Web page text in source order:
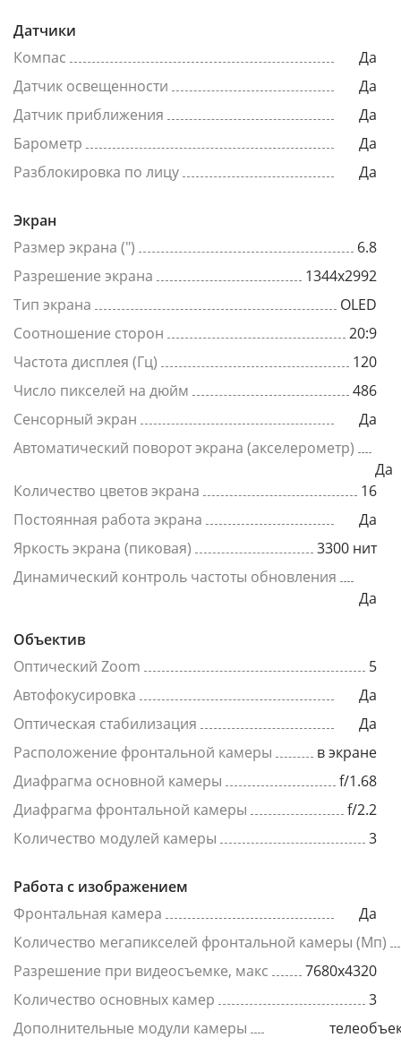
Датчики
Компас
Да
Датчик освещенности
Да
Датчик приближения
Да
Барометр
Да
Разблокировка по лицу
Да
Экран
Размер экрана (")
6.8
Разрешение экрана
1344x2992
Тип экрана
OLED
Соотношение сторон
20:9
Частота дисплея (Гц)
120
Число пикселей на дюйм
486
Сенсорный экран
Да
Автоматический поворот экрана (акселерометр)
Да
Количество цветов экрана
16
Постоянная работа экрана
Да
Яркость экрана (пиковая)
3300 нит
Динамический контроль частоты обновления
Да
Объектив
Оптический Zoom
5
Автофокусировка
Да
Оптическая стабилизация
Да
Расположение фронтальной камеры
в экране
Диафрагма основной камеры
f/1.68
Диафрагма фронтальной камеры
f/2.2
Количество модулей камеры
3
Работа с изображением
Фронтальная камера
Да
Количество мегапикселей фронтальной камеры (Мп)
Разрешение при видеосъемке, макс
7680x4320
Количество основных камер
3
Дополнительные модули камеры